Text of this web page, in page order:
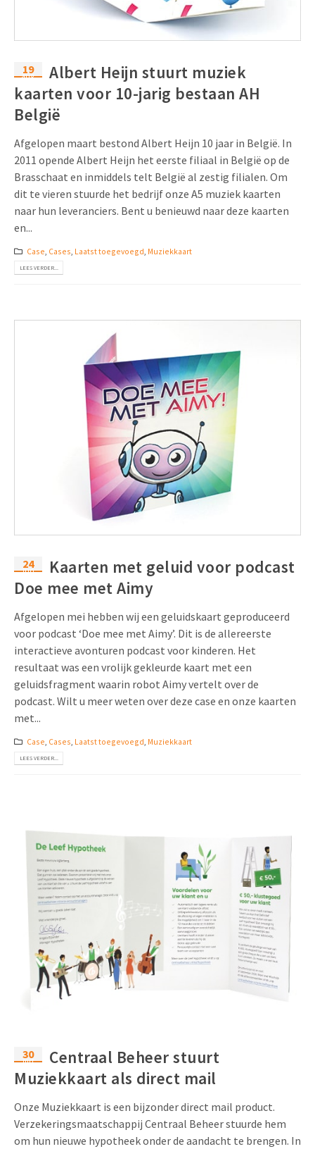
19
aug
Albert Heijn stuurt muziek
kaarten voor 10-jarig bestaan AH
België
Afgelopen maart bestond Albert Heijn 10 jaar in België. In
2011 opende Albert Heijn het eerste filiaal in België op de
Brasschaat en inmiddels telt België al zestig filialen. Om
dit te vieren stuurde het bedrijf onze A5 muziek kaarten
naar hun leveranciers. Bent u benieuwd naar deze kaarten
en...
Case Cases Laatst toegevoegd Muziekkaart
LEES VERDER...
24
jun
Kaarten met geluid voor podcast
Doe mee met Aimy
Afgelopen mei hebben wij een geluidskaart geproduceerd
voor podcast ‘Doe mee met Aimy’. Dit is de allereerste
interactieve avonturen podcast voor kinderen. Het
resultaat was een vrolijk gekleurde kaart met een
geluidsfragment waarin robot Aimy vertelt over de
podcast. Wilt u meer weten over deze case en onze kaarten
met...
Case Cases Laatst toegevoegd Muziekkaart
LEES VERDER...
30
mrt
Centraal Beheer stuurt
Muziekkaart als direct mail
Onze Muziekkaart is een bijzonder direct mail product.
Verzekeringsmaatschappij Centraal Beheer stuurde hem
om hun nieuwe hypotheek onder de aandacht te brengen. In